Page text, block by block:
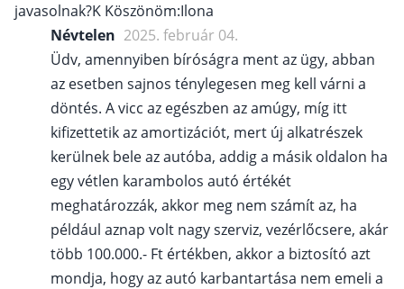
javasolnak?K Köszönöm:Ilona
Névtelen 2025. február 04.
Üdv, amennyiben bíróságra ment az ügy, abban
az esetben sajnos ténylegesen meg kell várni a
döntés. A vicc az egészben az amúgy, míg itt
kifizettetik az amortizációt, mert új alkatrészek
kerülnek bele az autóba, addig a másik oldalon ha
egy vétlen karambolos autó értékét
meghatározzák, akkor meg nem számít az, ha
például aznap volt nagy szerviz, vezérlőcsere, akár
több 100.000.- Ft értékben, akkor a biztosító azt
mondja, hogy az autó karbantartása nem emeli a